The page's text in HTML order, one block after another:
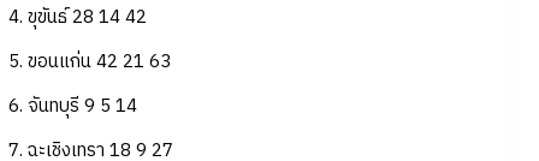
4. ขุขันธ์ 28 14 42
5. ขอนแก่น 42 21 63
6. จันทบุรี 9 5 14
7. ฉะเชิงเทรา 18 9 27